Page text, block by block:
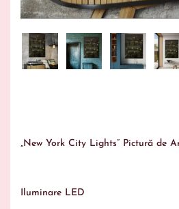
„New York City Lights” Pictură de
Iluminare LED